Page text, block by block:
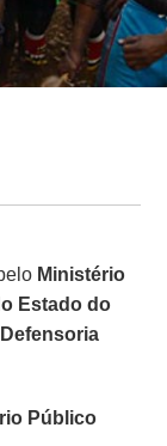
Ministério
Estado do
Defensoria
Público